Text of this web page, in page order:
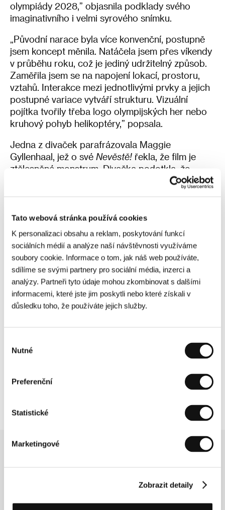
Tato webová stránka používá cookies
K personalizaci obsahu a reklam, poskytování funkcí
sociálních médií a analýze naší návštěvnosti využíváme
soubory cookie. Informace o tom, jak náš web používáte,
sdílíme se svými partnery pro sociální média, inzerci a
analýzy. Partneři tyto údaje mohou zkombinovat s dalšími
informacemi, které jste jim poskytli nebo které získali v
důsledku toho, že používáte jejich služby.
souhlasu
Nutné
Preferenční
Statistické
Marketingové
Zobrazit detaily
olympiády 2028,” objasnila podklady svého
imaginativního i velmi syrového snímku.
„Původní narace byla více konvenční, postupně
jsem koncept měnila. Natáčela jsem přes víkendy
v průběhu roku, což je jediný udržitelný způsob.
Zaměřila jsem se na napojení lokací, prostoru,
vztahů. Interakce mezi jednotlivými prvky a jejich
postupné variace vytváří strukturu. Vizuální
pojítka tvořily třeba logo olympijských her nebo
kruhový pohyb helikoptéry,” popsala.
Jedna z divaček parafrázovala Maggie
Gyllenhaal, jež o své Nevěstě!řekla, že film je
ztělesněné monstrum. Divačka podotkla, že
je opravdové monstrum, které nemusí
všem divákům sednout. „Baví mě, že se lidem film
tření a názorová diverzita. Negativní reakce jsou
svým způsobem odměna a podnět,” řekla Zhang
k divácky náročnějšímu tvaru, do něhož obsadila
své kamarády neherce, kteří se prý se scénářem
skvěle popasovali.
Název filmu pak odvodila od série Tycoon
videoher, kde stavíte a pečujete například o
vlastní zábavní park nebo dokonce vězení. Podle
motivu aut, kterého si moderátor Martin Horyna
všiml a popsal jako prvek definující identitu
aut mě fascinuje. Jde o regionální téma dané